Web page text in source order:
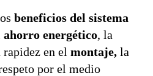
beneficios del sistema
ahorro energético, la
rapidez en el montaje, la
por el medio